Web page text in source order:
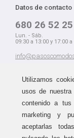
Datos de contacto
680 26 52 25
Lun. - Sáb.
09:30 a 13:00 y 17:00 a
Guía de compra
Utilizamos
usos de nuestra
contenido a tus
marketing y
aceptarlas